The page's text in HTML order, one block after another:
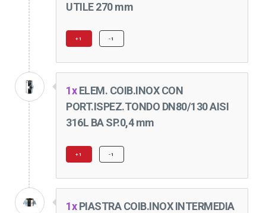
UTILE 270 mm
+1 -1
1xELEM. COIB.INOX CON
PORT.ISPEZ.TONDO DN80/130 AISI
316L BA SP.0,4 mm
+1 -1
1xPIASTRA COIB.INOX INTERMEDIA